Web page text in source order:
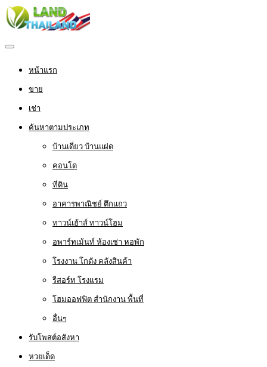
หน้าแรก
ขาย
เช่า
ค้นหาตามประเภท
บ้านเดี่ยว บ้านแฝด
คอนโด
ที่ดิน
อาคารพาณิชย์ ตึกแถว
ทาวน์เฮ้าส์ ทาวน์โฮม
อพาร์ทเม้นท์ ห้องเช่า หอพัก
โรงงาน โกดัง คลังสินค้า
รีสอร์ท โรงแรม
โฮมออฟฟิต สำนักงาน พื้นที่
อื่นๆ
รับโพสต์อสังหา
หวยเด็ด